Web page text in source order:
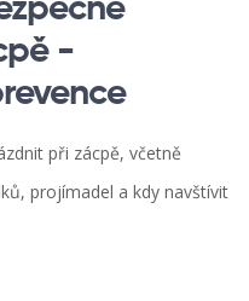
-
při zácpě, včetně
projímadel a kdy navštívit